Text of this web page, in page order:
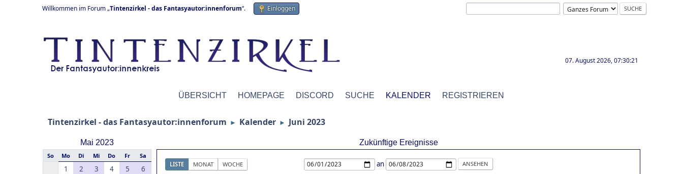
Willkommen im Forum „Tintenzirkel - das Fantasyautor:innenforum“. Einloggen
07. August 2026, 07:30:21
ÜBERSICHT HOMEPAGE DISCORD SUCHE KALENDER REGISTRIEREN
Tintenzirkel - das Fantasyautor:innenforum ► Kalender ► Juni 2023
Mai 2023
So Mo Di Mi Do Fr Sa
1 2 3 4 5
6
Zukünftige Ereignisse
LISTE MONAT WOCHE an